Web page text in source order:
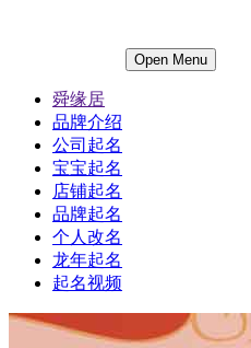
Open Menu
舜缘居
品牌介绍
公司起名
宝宝起名
店铺起名
品牌起名
个人改名
龙年起名
起名视频